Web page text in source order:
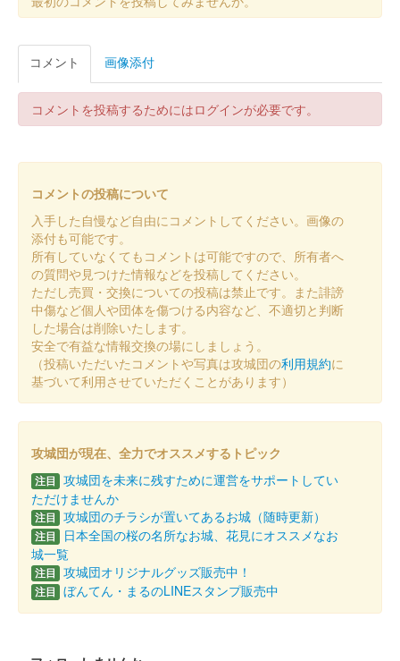
沼田城跡 御城印
沼田城跡 御城印 冬至
販売終了
沼田城址 御城印 十三夜
販売終了
沼田城跡 御城印 七五三
販売終了
沼田城跡 御城印 旧暦（霜月） 2025年版
販売終了
コメント 画像添付
コメントを投稿するためにはログインが必要です。
コメントの投稿について
入手した自慢など自由にコメントしてください。画像の
添付も可能です。
所有していなくてもコメントは可能ですので、所有者へ
の質問や見つけた情報などを投稿してください。
ただし売買・交換についての投稿は禁止です。また誹謗
中傷など個人や団体を傷つける内容など、不適切と判断
した場合は削除いたします。
安全で有益な情報交換の場にしましょう。
（投稿いただいたコメントや写真は攻城団の利用規約に
基づいて利用させていただくことがあります）
攻城団が現在、全力でオススメするトピック
注目 攻城団を未来に残すために運営をサポートしてい
ただけませんか
注目 攻城団のチラシが置いてあるお城（随時更新）
注目
日本全国の桜の名所なお城、花見にオススメなお
城一覧
注目 攻城団オリジナルグッズ販売中！
注目 ぼんてん・まるのLINEスタンプ販売中